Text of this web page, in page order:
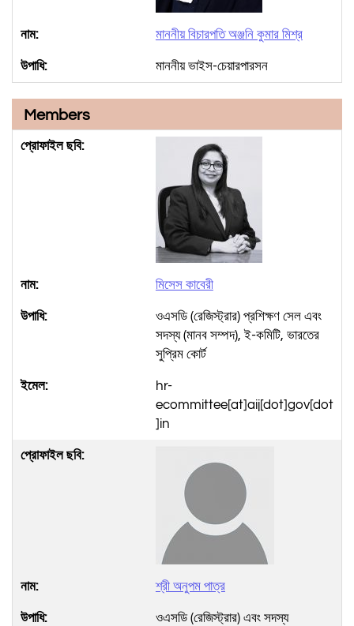
মাননীয় বিচারপতি অঞ্জনি কুমার মিশ্র
মাননীয় ভাইস-চেয়ারপারসন
Members
মিসেস কাবেরী
ওএসডি (রেজিস্ট্রার) প্রশিক্ষণ সেল এবং
সদস্য (মানব সম্পদ), ই-কমিটি, ভারতের
সুপ্রিম কোর্ট
hr-
ecommittee[at]aij[dot]gov[dot
]in
শ্রী অনুপম পাত্র
ওএসডি (রেজিস্ট্রার) এবং সদস্য